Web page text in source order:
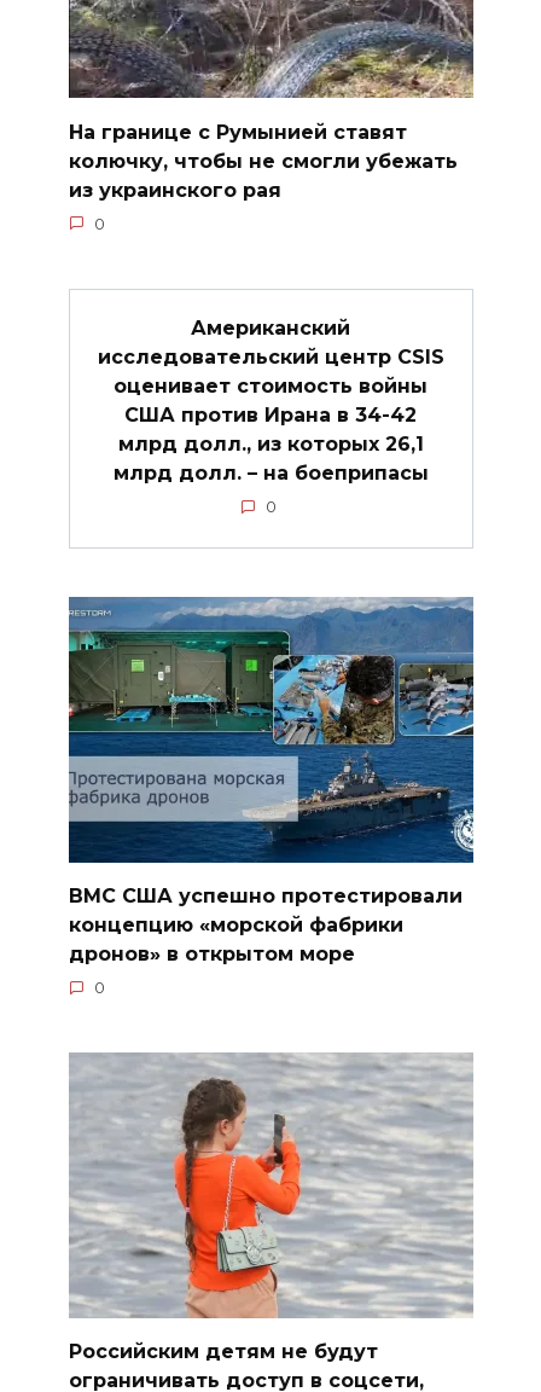
На границе с Румынией ставят
колючку, чтобы не смогли убежать
из украинского рая
0
Американский
исследовательский центр CSIS
оценивает стоимость войны
США против Ирана в 34-42
млрд долл., из которых 26,1
млрд долл. – на боеприпасы
0
ВМС США успешно протестировали
концепцию «морской фабрики
дронов» в открытом море
0
Российским детям не будут
ограничивать доступ в соцсети,